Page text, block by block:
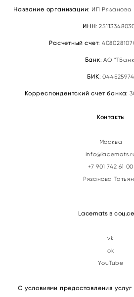
Название организации: ИП Рязановa
ИНН:
Расчетный счет:
Банк: АО
БИК: 044525974
Корреспондентский счет банка:
Контакты
Москва
+7 901 742 61 00
Рязанова
Lacemats в
vk
ok
YouTube
С условиями предоставления услуг